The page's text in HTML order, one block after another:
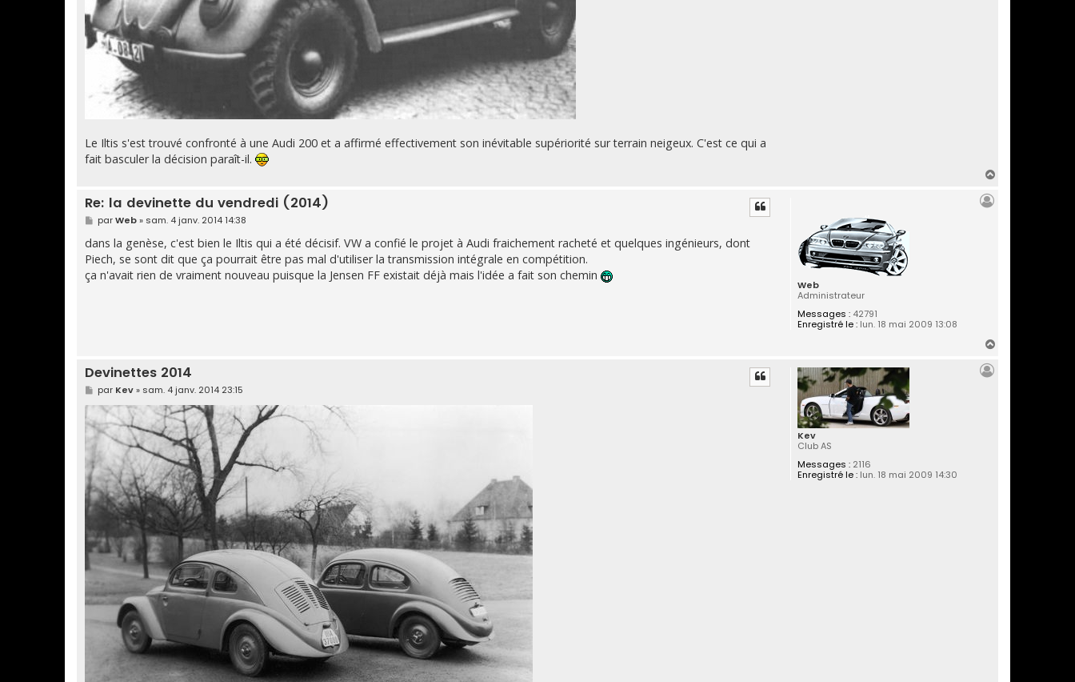
Le Iltis s'est trouvé confronté à une Audi 200 et a affirmé effectivement son inévitable supériorité sur terrain neigeux. C'est ce qui a
fait basculer la décision paraît-il.
Web
Administrateur
Messages :42791
Enregistré le :lun. 18 mai 2009 13:08
Re: la devinette du vendredi (2014)
M
e
s
s
a
g
e
parWeb» sam. 4 janv. 2014 14:38
dans la genèse, c'est bien le Iltis qui a été décisif. VW a confié le projet à Audi fraichement racheté et quelques ingénieurs, dont
Piech, se sont dit que ça pourrait être pas mal d'utiliser la transmission intégrale en compétition.
ça n'avait rien de vraiment nouveau puisque la Jensen FF existait déjà mais l'idée a fait son chemin
Kev
Club AS
Messages :2116
Enregistré le :lun. 18 mai 2009 14:30
Devinettes 2014
M
e
s
s
a
e
par Kev» sam. 4 janv. 2014 23:15